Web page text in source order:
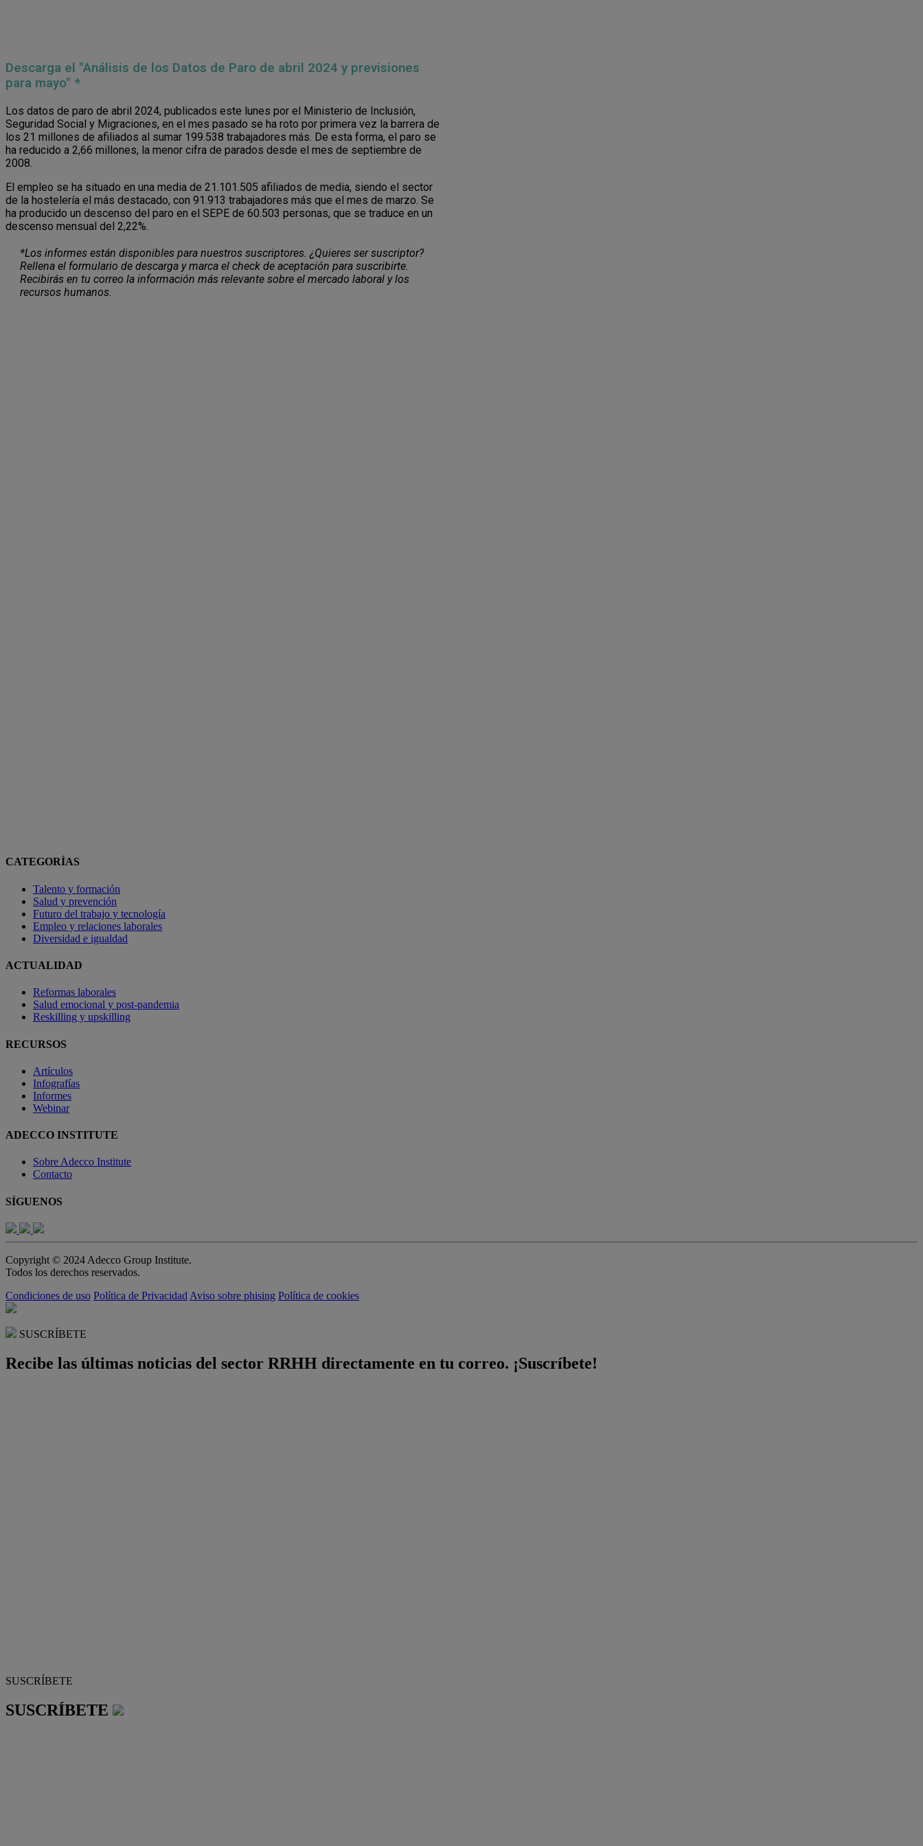
Descarga el "Análisis de los Datos de Paro de abril 2024 y previsiones
para mayo" *
Los datos de paro de abril 2024, publicados este lunes por el Ministerio de Inclusión,
Seguridad Social y Migraciones, en el mes pasado se ha roto por primera vez la barrera de
los 21 millones de afiliados al sumar 199.538 trabajadores más. De esta forma, el paro se
ha reducido a 2,66 millones, la menor cifra de parados desde el mes de septiembre de
2008.
El empleo se ha situado en una media de 21.101.505 afiliados de media, siendo el sector
de la hostelería el más destacado, con 91.913 trabajadores más que el mes de marzo. Se
ha producido un descenso del paro en el SEPE de 60.503 personas, que se traduce en un
descenso mensual del 2,22%.
*Los informes están disponibles para nuestros suscriptores. ¿Quieres ser suscriptor?
Rellena el formulario de descarga y marca el check de aceptación para suscribirte.
Recibirás en tu correo la información más relevante sobre el mercado laboral y los
recursos humanos.
CATEGORÍAS
Talento y formación
Salud y prevención
Futuro del trabajo y tecnología
Empleo y relaciones laborales
Diversidad e igualdad
ACTUALIDAD
Reformas laborales
Salud emocional y post-pandemia
Reskilling y upskilling
RECURSOS
Artículos
Infografías
Informes
Webinar
ADECCO INSTITUTE
Sobre Adecco Institute
Contacto
SÍGUENOS
Copyright © 2024 Adecco Group Institute.
Todos los derechos reservados.
Condiciones de uso Política de Privacidad Aviso sobre phising Política de cookies
SUSCRÍBETE
Recibe las últimas noticias del sector RRHH directamente en tu correo. ¡Suscríbete!
SUSCRÍBETE
SUSCRÍBETE